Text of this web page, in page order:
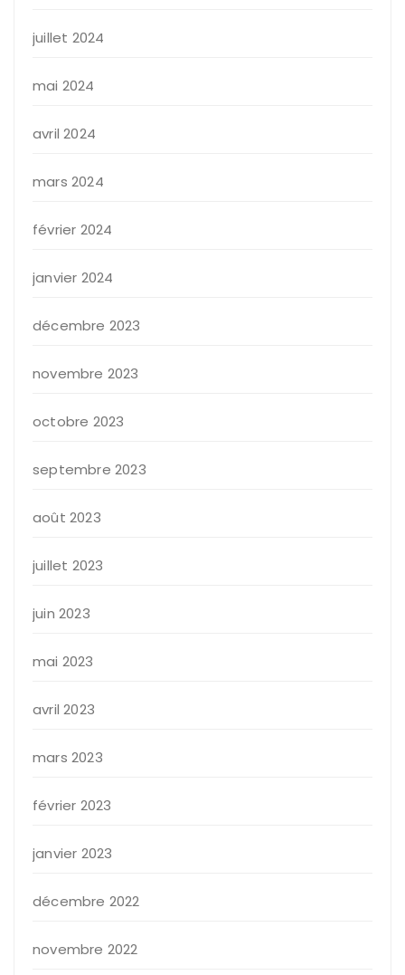
juillet 2024
mai 2024
avril 2024
mars 2024
février 2024
janvier 2024
décembre 2023
novembre 2023
octobre 2023
septembre 2023
août 2023
juillet 2023
juin 2023
mai 2023
avril 2023
mars 2023
février 2023
janvier 2023
décembre 2022
novembre 2022